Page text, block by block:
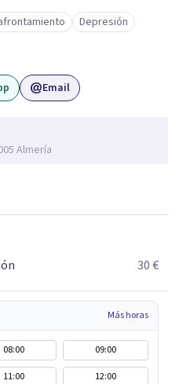
¡Tus objetivos son los
es
que buscas, siendo
es diferente y por ello
adecuada evaluación para
hipnosis clínica, como
desde la primera sesión.
tu problema o situación?
nueva etapa en tu vida.
Depresión
Email
Almería
30 €
Más horas
08:00
09:00
11:00 12:00